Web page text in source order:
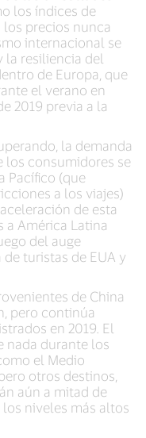
los índices de
precios nunca
internacional se
la resiliencia del
de Europa, que
el verano en
2019 previa a la
la demanda
los consumidores se
Pacífico (que
a los viajes)
de esta
a América Latina
del auge
turistas de EUA y
de China
pero continúa
en 2019. El
nada durante los
el Medio
otros destinos,
aún a mitad de
niveles más altos